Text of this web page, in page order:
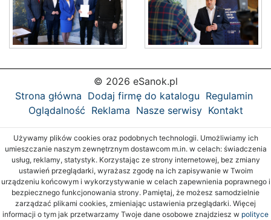
© 2026 eSanok.pl
Strona główna Dodaj firmę do katalogu Regulamin
Oglądalność Reklama Nasze serwisy Kontakt
Używamy plików cookies oraz podobnych technologii. Umożliwiamy ich
umieszczanie naszym zewnętrznym dostawcom m.in. w celach: świadczenia
usług, reklamy, statystyk. Korzystając ze strony internetowej, bez zmiany
ustawień przeglądarki, wyrażasz zgodę na ich zapisywanie w Twoim
urządzeniu końcowym i wykorzystywanie w celach zapewnienia poprawnego i
bezpiecznego funkcjonowania strony. Pamiętaj, że możesz samodzielnie
zarządzać plikami cookies, zmieniając ustawienia przeglądarki. Więcej
informacji o tym jak przetwarzamy Twoje dane osobowe znajdziesz w polityce